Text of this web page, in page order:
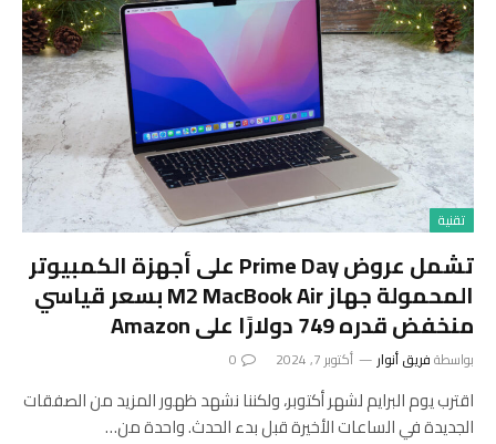
تقنية
تشمل عروض Prime Day على أجهزة الكمبيوتر
المحمولة جهاز M2 MacBook Air بسعر قياسي
منخفض قدره 749 دولارًا على Amazon
بواسطةفريق أنوار أكتوبر 7, 2024 0
اقترب يوم البرايم لشهر أكتوبر، ولكننا نشهد ظهور المزيد من الصفقات
الجديدة في الساعات الأخيرة قبل بدء الحدث. واحدة من…